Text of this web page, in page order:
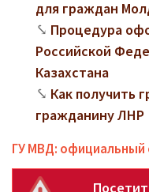
для граждан
Процедура
Российской
Казахстана
Как получить
гражданину ЛНР
ГУ МВД: официальный